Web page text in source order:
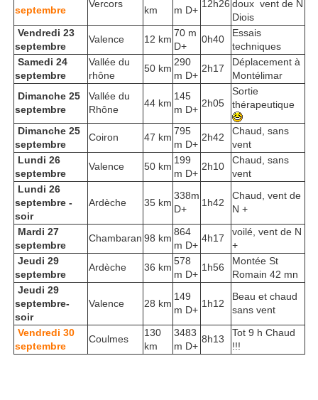
septembre
Vercors
km
m D+
12h26 doux vent de N
Diois
Vendredi 23
septembre
Valence 12 km
70 m
D+
0h40
Essais
techniques
Samedi 24
septembre
Vallée du
rhône
50 km
290
m D+
2h17
Déplacement à
Montélimar
Dimanche 25
septembre
Vallée du
Rhône
44 km
145
m D+
2h05
Sortie
thérapeutique
Dimanche 25
septembre
Coiron 47 km
795
m D+
2h42
Chaud, sans
vent
Lundi 26
septembre
Valence 50 km
199
m D+
2h10
Chaud, sans
vent
Lundi 26
septembre -
soir
Ardèche 35 km
338m
D+
1h42
Chaud, vent de
N +
Mardi 27
septembre
Chambaran 98 km
864
m D+
4h17
voilé, vent de N
+
Jeudi 29
septembre
Ardèche 36 km
578
m D+
1h56
Montée St
Romain 42 mn
Jeudi 29
septembre-
soir
Valence 28 km
149
m D+
1h12
Beau et chaud
sans vent
Vendredi 30
septembre
Coulmes
130
km
3483
m D+
8h13
Tot 9 h Chaud
!!!